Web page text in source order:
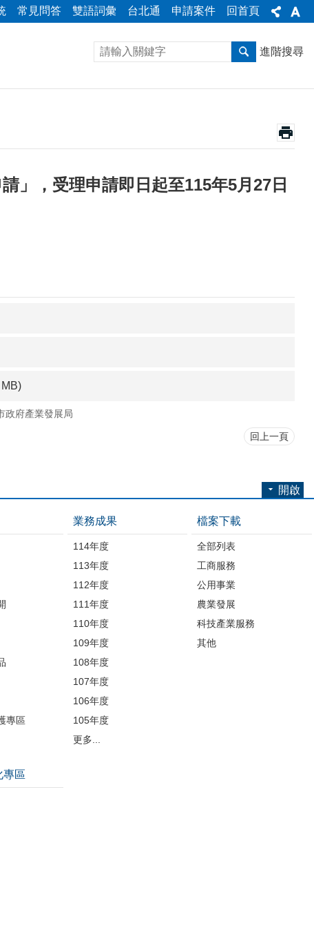
常見問答 雙語詞彙 台北通 申請案件 回首頁
進階搜尋
」，受理申請即日起至115年5月27日
政府產業發展局
回上一頁
開啟
專區
業務成果
114年度
113年度
112年度
111年度
110年度
109年度
108年度
107年度
106年度
105年度
更多...
檔案下載
全部列表
工商服務
公用事業
農業發展
科技產業服務
其他
專區